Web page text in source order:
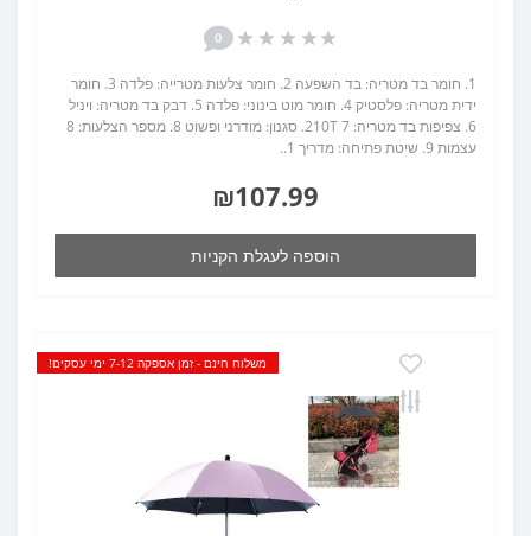
0
1. חומר בד מטריה: בד השפעה 2. חומר צלעות מטרייה: פלדה 3. חומר
ידית מטריה: פלסטיק 4. חומר מוט בינוני: פלדה 5. דבק בד מטריה: ויניל
6. צפיפות בד מטריה: 210T 7. סגנון: מודרני ופשוט 8. מספר הצלעות: 8
עצמות 9. שיטת פתיחה: מדריך 1..
₪107.99
הוספה לעגלת הקניות
משלוח חינם - זמן אספקה 7-12 ימי עסקים!